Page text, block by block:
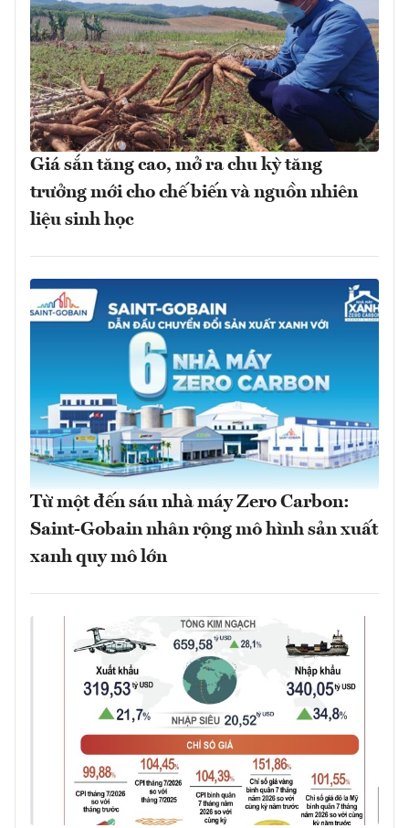
Giá sắn tăng cao, mở ra chu kỳ tăng
trưởng mới cho chế biến và nguồn nhiên
liệu sinh học
Từ một đến sáu nhà máy Zero Carbon:
Saint-Gobain nhân rộng mô hình sản xuất
xanh quy mô lớn